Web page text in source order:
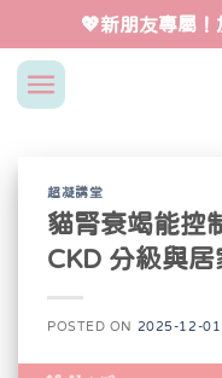
content
💖新朋友專屬
超凝講堂
貓腎衰竭能控
CKD 分級與居
POSTED ON 2025-12-01